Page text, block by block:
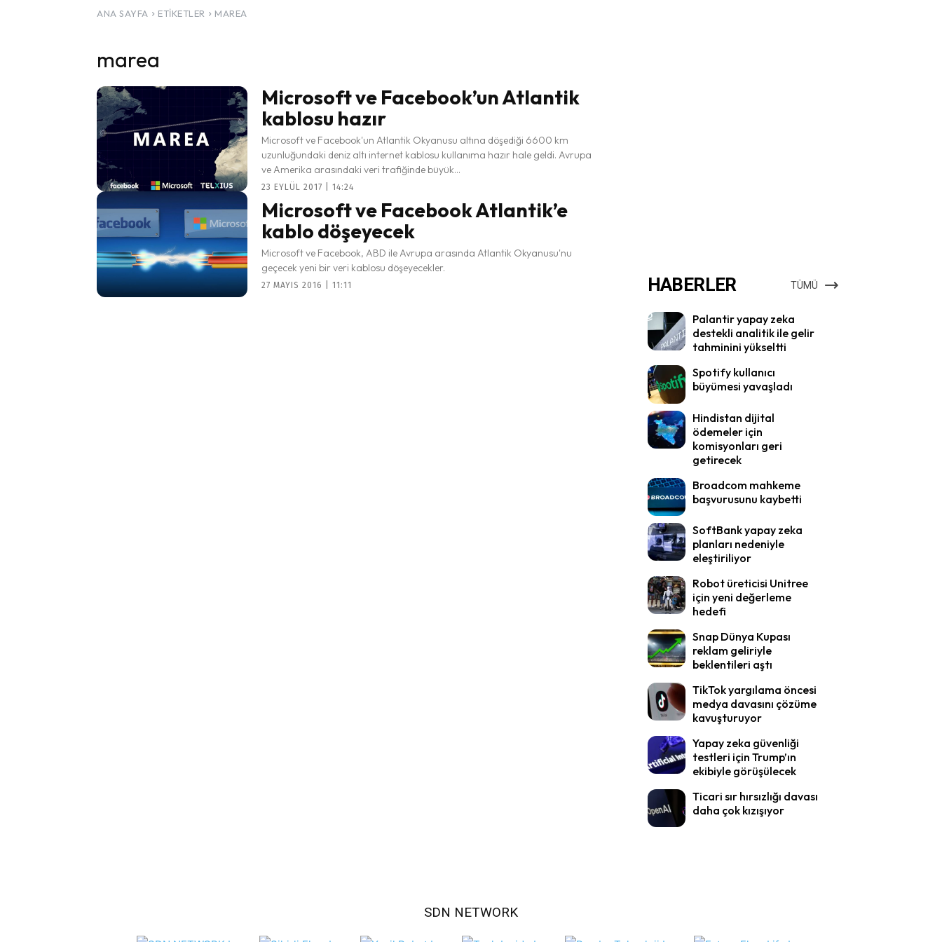
ANA SAYFA ETIKETLER MAREA
marea
Microsoft ve Facebook’un Atlantik
kablosu hazır
Microsoft ve Facebook'un Atlantik Okyanusu altına döşediği 6600 km
uzunluğundaki deniz altı internet kablosu kullanıma hazır hale geldi. Avrupa
ve Amerika arasındaki veri trafiğinde büyük...
23 EYLÜL 2017 | 14:24
Microsoft ve Facebook Atlantik’e
kablo döşeyecek
Microsoft ve Facebook, ABD ile Avrupa arasında Atlantik Okyanusu'nu
geçecek yeni bir veri kablosu döşeyecekler.
27 MAYIS 2016 | 11:11 HABERLER TÜMÜ
Palantir yapay zeka
destekli analitik ile gelir
tahminini yükseltti
Spotify kullanıcı
büyümesi yavaşladı
Hindistan dijital
ödemeler için
komisyonları geri
getirecek
Broadcom mahkeme
başvurusunu kaybetti
SoftBank yapay zeka
planları nedeniyle
eleştiriliyor
Robot üreticisi Unitree
için yeni değerleme
hedefi
Snap Dünya Kupası
reklam geliriyle
beklentileri aştı
TikTok yargılama öncesi
medya davasını çözüme
kavuşturuyor
Yapay zeka güvenliği
testleri için Trump’ın
ekibiyle görüşülecek
Ticari sır hırsızlığı davası
daha çok kızışıyor
SDN NETWORK